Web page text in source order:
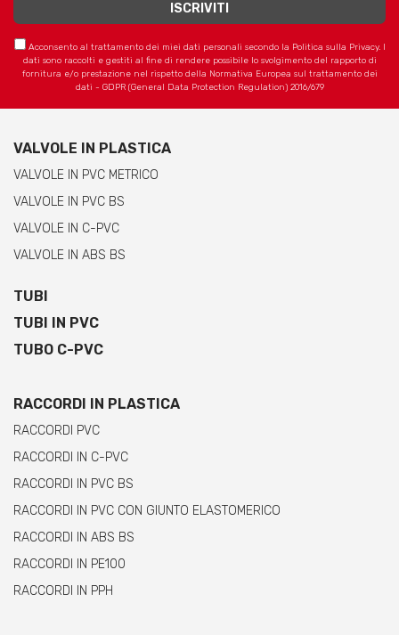
Acconsento al trattamento dei miei dati personali secondo la Politica sulla Privacy. I
dati sono raccolti e gestiti al fine di rendere possibile lo svolgimento del rapporto di
fornitura e/o prestazione nel rispetto della Normativa Europea sul trattamento dei
dati - GDPR (General Data Protection Regulation) 2016/679
VALVOLE IN PLASTICA
VALVOLE IN PVC METRICO
VALVOLE IN PVC BS
VALVOLE IN C-PVC
VALVOLE IN ABS BS
TUBI
TUBI IN PVC
TUBO C-PVC
RACCORDI IN PLASTICA
RACCORDI PVC
RACCORDI IN C-PVC
RACCORDI IN PVC BS
RACCORDI IN PVC CON GIUNTO ELASTOMERICO
RACCORDI IN ABS BS
RACCORDI IN PE100
RACCORDI IN PPH